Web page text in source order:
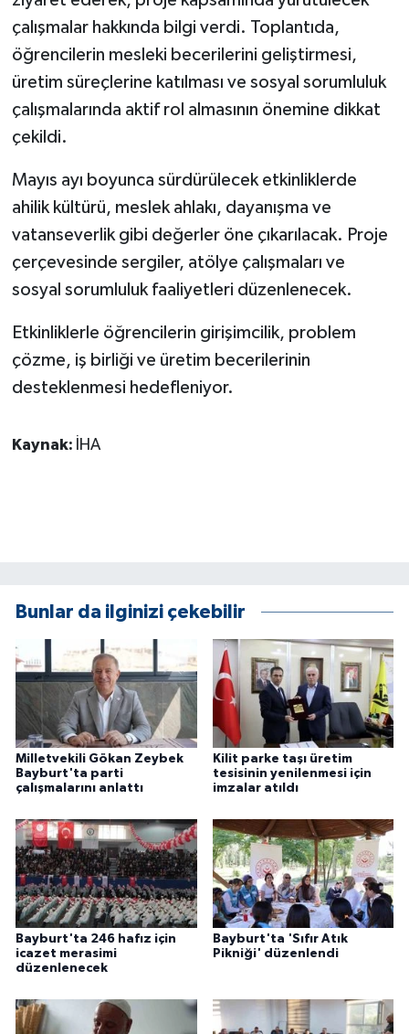
çalışmalar hakkında bilgi verdi. Toplantıda,
öğrencilerin mesleki becerilerini geliştirmesi,
üretim süreçlerine katılması ve sosyal sorumluluk
çalışmalarında aktif rol almasının önemine dikkat
çekildi.
Mayıs ayı boyunca sürdürülecek etkinliklerde
ahilik kültürü, meslek ahlakı, dayanışma ve
vatanseverlik gibi değerler öne çıkarılacak. Proje
çerçevesinde sergiler, atölye çalışmaları ve
sosyal sorumluluk faaliyetleri düzenlenecek.
Etkinliklerle öğrencilerin girişimcilik, problem
çözme, iş birliği ve üretim becerilerinin
desteklenmesi hedefleniyor.
Kaynak: İHA
Bunlar da ilginizi çekebilir
Milletvekili Gökan Zeybek
Bayburt'ta parti
çalışmalarını anlattı
Kilit parke taşı üretim
tesisinin yenilenmesi için
imzalar atıldı
Bayburt'ta 246 hafız için
icazet merasimi
düzenlenecek
Bayburt'ta 'Sıfır Atık
Pikniği' düzenlendi
İNSAN
İş Dünyası
Jandarma
Kadın
KÜLTÜR SANAT
MAGAZİN
POLİTİKA
SİYASET
ÜLKE GÜNDEMİ
YAŞAM
YEREL
Yerel Haberler